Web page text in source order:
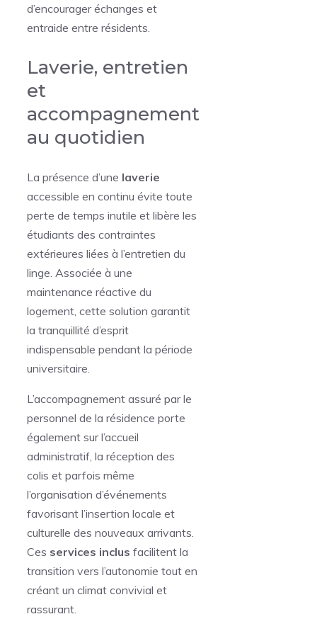
d’encourager échanges et
entraide entre résidents.
Laverie, entretien
et
accompagnement
au quotidien
La présence d’une laverie
accessible en continu évite toute
perte de temps inutile et libère les
étudiants des contraintes
extérieures liées à l’entretien du
linge. Associée à une
maintenance réactive du
logement, cette solution garantit
la tranquillité d’esprit
indispensable pendant la période
universitaire.
L’accompagnement assuré par le
personnel de la résidence porte
également sur l’accueil
administratif, la réception des
colis et parfois même
l’organisation d’événements
favorisant l’insertion locale et
culturelle des nouveaux arrivants.
Ces services inclus facilitent la
transition vers l’autonomie tout en
créant un climat convivial et
rassurant.